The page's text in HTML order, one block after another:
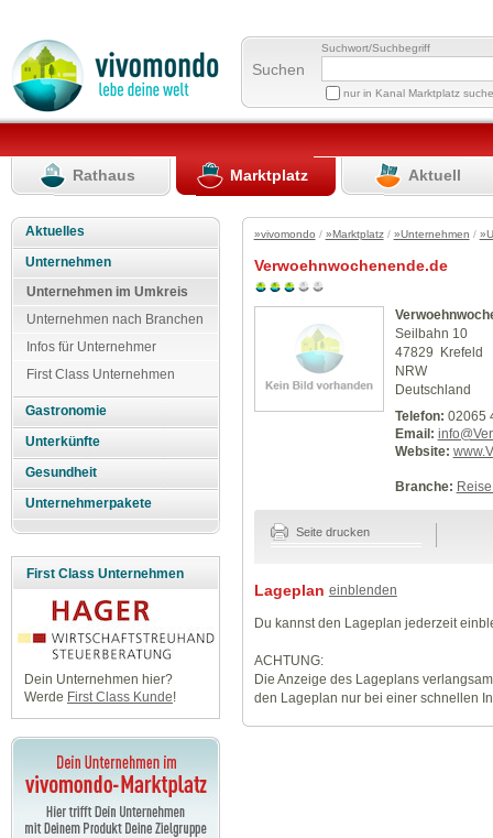
Suchen
Suchwort/Suchbegriff
nur in Kanal Marktplatz
Rathaus Marktplatz Aktuell
Aktuelles
Unternehmen
Unternehmen im Umkreis
Unternehmen nach Branchen
Infos für Unternehmer
First Class Unternehmen
Gastronomie
Unterkünfte
Gesundheit
Unternehmerpakete
First Class Unternehmen
Dein Unternehmen hier?
Werde First Class Kunde!
»vivomondo / »Marktplatz/ »Unternehmen /
Verwoehnwochenende.de
Seilbahn 10
47829 Krefeld
NRW
Deutschland
Telefon: 02065
Email:
Website:
Branche:
Seite drucken
Lageplan einblenden
Du kannst den Lageplan jederzeit
ACHTUNG:
Die Anzeige des Lageplans
den Lageplan nur bei einer schnellen